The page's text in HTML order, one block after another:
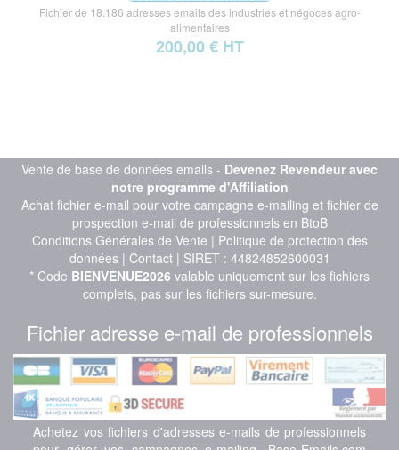
Fichier de 18.186 adresses emails des industries et négoces agro-
alimentaires
200,00 € HT
Vente de base de données emails - Devenez Revendeur avec
notre programme d'Affiliation
Achat fichier e-mail pour votre campagne e-mailing et fichier de
prospection e-mail de professionnels en BtoB
Conditions Générales de Vente | Politique de protection des
données| Contact| SIRET : 44824852600031
* Code BIENVENUE2026 valable uniquement sur les fichiers
complets, pas sur les fichiers sur-mesure.
Fichier adresse e-mail de professionnels
Achetez vos fichiers d'adresses e-mails de professionnels